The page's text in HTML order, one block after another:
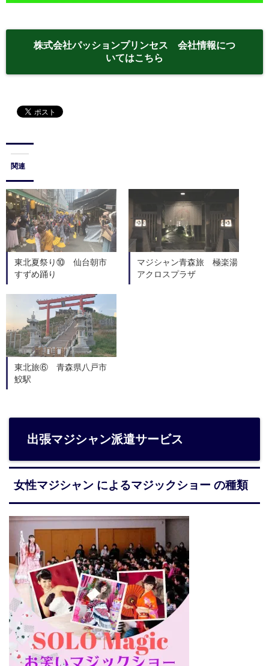
株式会社パッションプリンセス 会社情報につ
いてはこちら
関連
東北夏祭り⑩ 仙台朝市
すずめ踊り
マジシャン青森旅 極楽湯
アクロスプラザ
東北旅⑥ 青森県八戸市
鮫駅
出張マジシャン派遣サービス
女性マジシャン によるマジックショー の種類